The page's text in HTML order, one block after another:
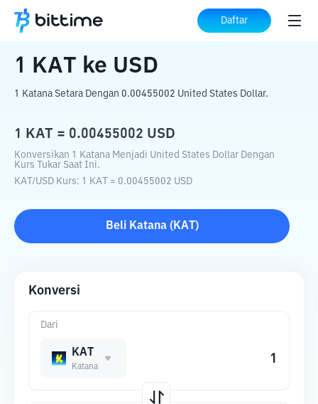
Daftar
Beranda Konverter Kripto ke USD
1 KAT ke USD
1 Katana Setara Dengan 0.00455002 United States Dollar.
1 KAT = 0.00455002 USD
Konversikan 1 Katana Menjadi United States Dollar Dengan
Kurs Tukar Saat Ini.
KAT /USD Kurs: 1 KAT = 0.00455002 USD
Beli Katana( KAT )
Konversi
Dari
KAT
Katana